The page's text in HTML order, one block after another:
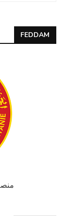
FEDDAM